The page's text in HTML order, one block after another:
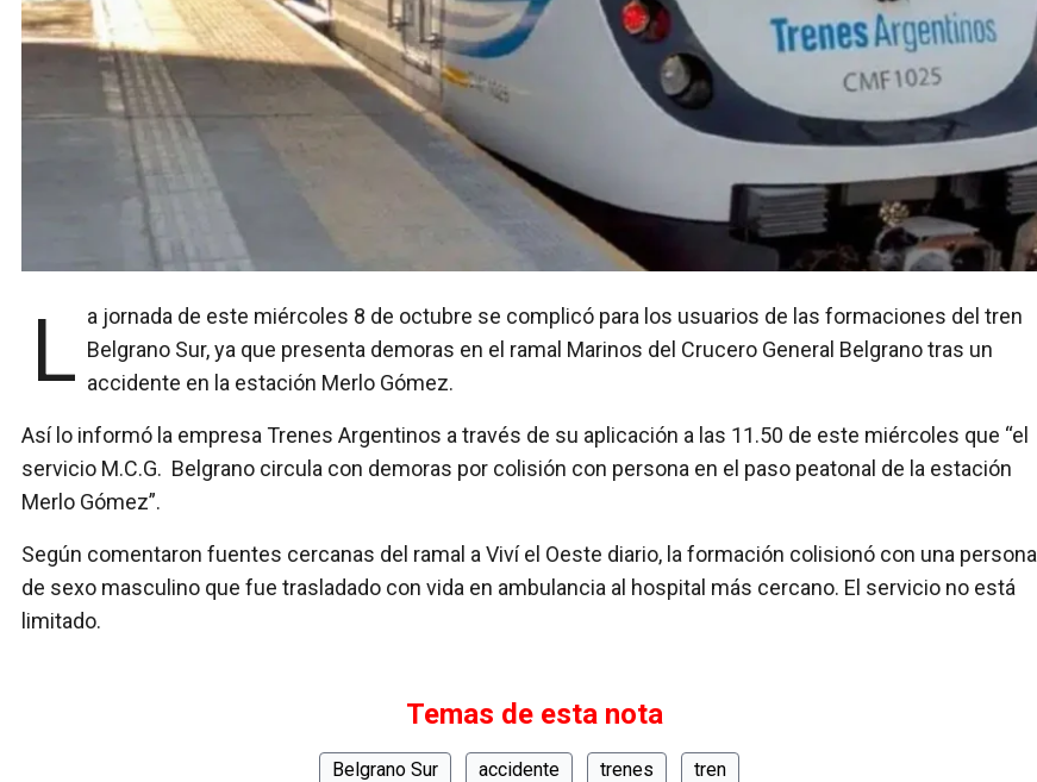
La jornada de este miércoles 8 de octubre se complicó para los usuarios de las formaciones del tren Belgrano Sur, ya que presenta demoras en el ramal Marinos del Crucero General Belgrano tras un
accidente en la estación Merlo Gómez.
Así lo informó la empresa Trenes Argentinos a través de su aplicación a las 11.50 de este miércoles que “el
servicio M.C.G. Belgrano circula con demoras por colisión con persona en el paso peatonal de la estación
Merlo Gómez”.
Según comentaron fuentes cercanas del ramal a Viví el Oeste diario, la formación colisionó con una persona
de sexo masculino que fue trasladado con vida en ambulancia al hospital más cercano. El servicio no está
limitado.
Temas de esta nota
Belgrano Sur accidente trenes tren